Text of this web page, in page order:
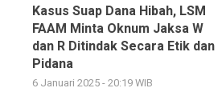
Kasus Suap Dana Hibah, LSM
FAAM Minta Oknum Jaksa W
dan R Ditindak Secara Etik dan
Pidana
6 Januari 2025 - 20:19 WIB